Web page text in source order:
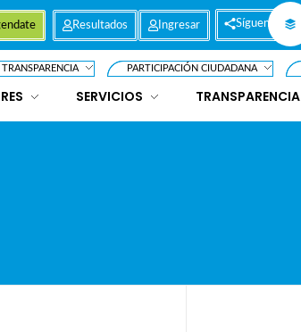
Resultados Ingresar Síguenos
TRANSPARENCIA PARTICIPACIÓN CIUDADANA
SERVICIOS TRANSPARENCIA